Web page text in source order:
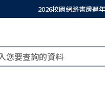
2026校園網路書房週